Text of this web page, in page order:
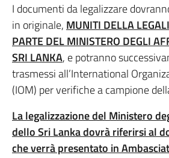
I documenti da legalizzare
in originale, MUNITI DELLA
PARTE DEL MINISTERO DEGLI
SRI LANKA, e potranno
trasmessi all’International
(IOM) per verifiche a campione
La legalizzazione del Ministero
dello Sri Lanka dovrà riferirsi al
che verrà presentato in